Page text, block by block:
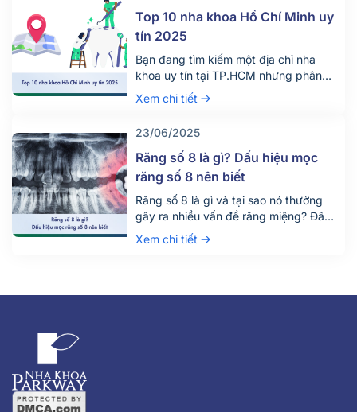
Top 10 nha khoa Hồ Chí Minh uy
tín 2025
Bạn đang tìm kiếm một địa chỉ nha
khoa uy tín tại TP.HCM nhưng phân
vân giữa hàng trăm phòng khám lớn
nhỏ? Việc lựa chọn đúng nha khoa
còn đảm bảo an toàn, tiết kiệm thời
gian và chi phí. Đừng chỉ dựa vào vị trí
[…]
Xem chi tiết
23/06/2025
Răng số 8 là gì? Dấu hiệu mọc
răng số 8 nên biết
Răng số 8 là gì và tại sao nó thường
gây ra nhiều vấn đề răng miệng? Đây
là câu hỏi được rất nhiều người quan
tâm, đặc biệt là những ai đang bước
mọc cuối cùng trên cung hàm và
Xem chi tiết